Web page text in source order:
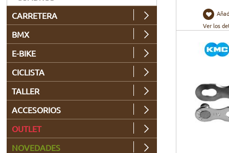
Ver los
CARRETERA
BMX
E-BIKE
CICLISTA
TALLER
ACCESORIOS
OUTLET
NOVEDADES